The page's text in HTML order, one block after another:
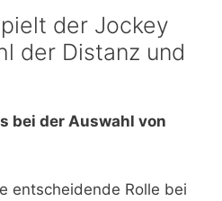
der Jockey
der Distanz und
bei der Auswahl von
entscheidende Rolle bei